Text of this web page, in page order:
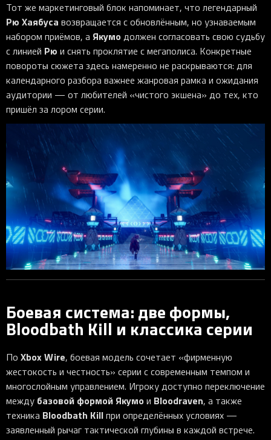
Тот же маркетинговый блок напоминает, что легендарный
Рю Хаябуса возвращается с обновлённым, но узнаваемым
набором приёмов, а Якумодолжен согласовать свою судьбу
с линией Рю и снять проклятие с мегаполиса. Конкретные
повороты сюжета здесь намеренно не раскрываются: для
календарного разбора важнее жанровая рамка и ожидания
аудитории — от любителей «чистого экшена» до тех, кто
пришёл за лором серии.
Боевая система: две формы,
Bloodbath Kill и классика серии
По Xbox Wire, боевая модель сочетает «фирменную
жестокость и честность» серии с современным темпом и
многослойным управлением. Игроку доступно переключение
между базовой формойЯкумои Bloodraven, а также
техника Bloodbath Killпри определённых условиях —
заявленный рычаг тактической глубины в каждой встрече.